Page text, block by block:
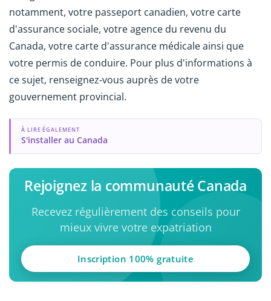
notamment, votre passeport canadien, votre carte
d'assurance sociale, votre agence du revenu du
Canada, votre carte d'assurance médicale ainsi que
votre permis de conduire. Pour plus d'informations à
ce sujet, renseignez-vous auprès de votre
gouvernement provincial.
À LIRE ÉGALEMENT
S'installer au Canada
Rejoignez la communauté Canada
Recevez régulièrement des conseils pour
mieux vivre votre expatriation
Inscription 100% gratuite